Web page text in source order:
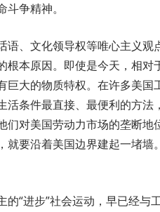
争精神。
语、文化领导权等唯心主义
根本原因。即使是今天，相
巨大的物质特权。在许多美
活条件最直接、最便利的方
对美国劳动力市场的垄断地
就要沿着美国边界建起一堵
的“进步”社会运动，早已经与